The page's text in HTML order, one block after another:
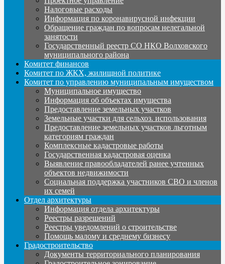
Налоговые расходы
Информация по коронавирусной инфекции
Обращение граждан по вопросам нелегальной
занятости
Государственный реестр СО НКО Волховского
муниципального района
Комитет финансов
Комитет по ЖКХ, жилищной политике
Комитет по управлению муниципальным имуществом
Муниципальное имущество
Информация об объектах имущества
Предоставление земельных участков
Земельные участки для сельхоз. использования
Предоставление земельных участков льготным
категориям граждан
Комплексные кадастровые работы
Государственная кадастровая оценка
Выявление правообладателей ранее учтенных
объектов недвижимости
Социальная поддержка участников СВО и членов
их семей
Отдел архитектуры
Информация отдела архитектуры
Реестры разрешений
Реестры уведомлений о строительстве
Помощь малому и среднему бизнесу
Градостроительство
Документы территориального планирования